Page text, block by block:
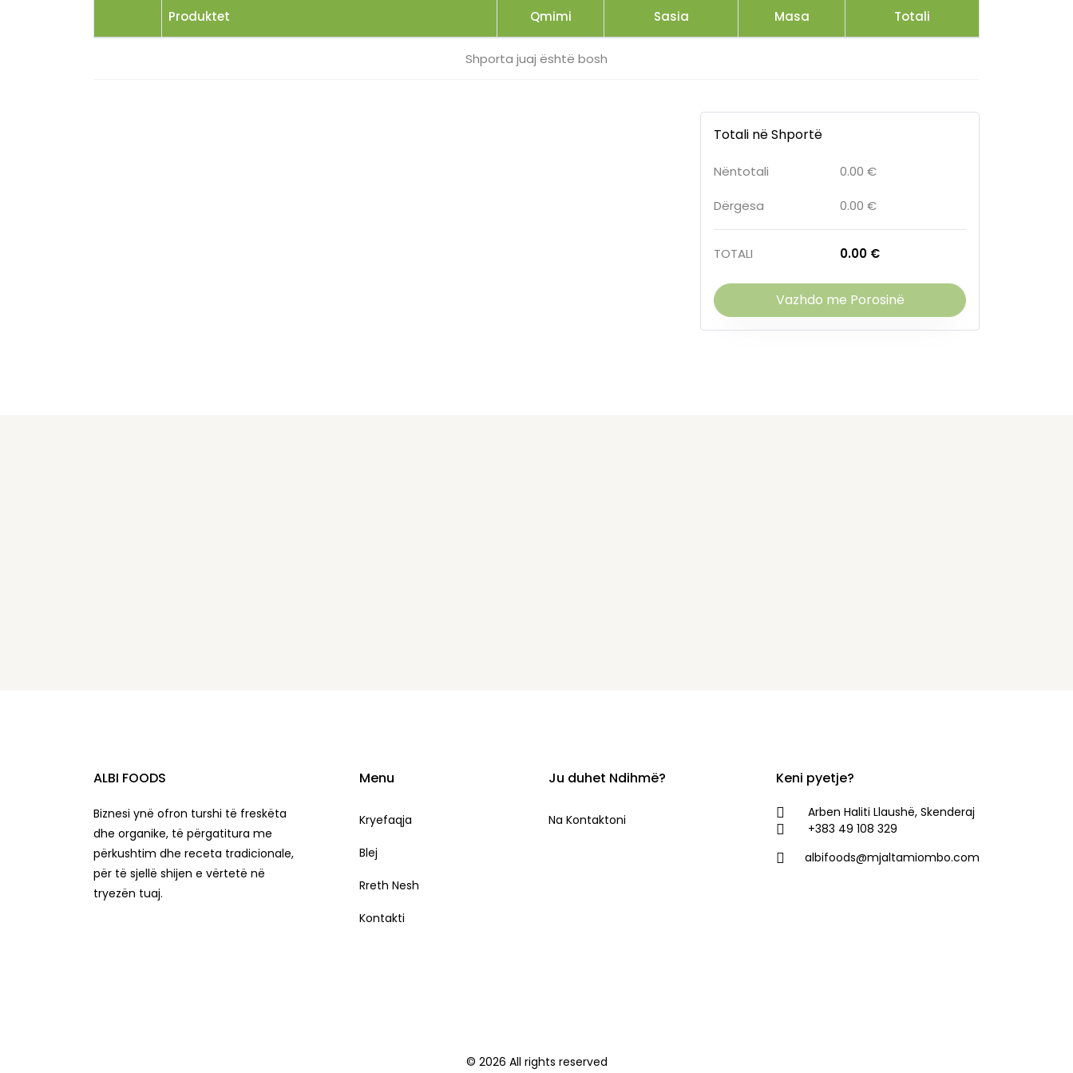
Produktet Qmimi Sasia Masa Totali
Shporta juaj është bosh
Totali në Shportë
Nëntotali 0.00 €
Dërgesa 0.00 €
TOTALI 0.00 €
Vazhdo me Porosinë
ALBI FOODS
Biznesi ynë ofron turshi të freskëta
dhe organike, të përgatitura me
përkushtim dhe receta tradicionale,
për të sjellë shijen e vërtetë në
tryezën tuaj.
Menu
Kryefaqja
Blej
Rreth Nesh
Kontakti
Ju duhet Ndihmë?
Na Kontaktoni
Keni pyetje?
Arben Haliti Llaushë, Skenderaj
+383 49 108 329
albifoods@mjaltamiombo.com
© 2026 All rights reserved